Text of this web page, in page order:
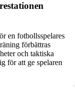
en fotbollsspelares
förbättras
och taktiska
för att ge spelaren